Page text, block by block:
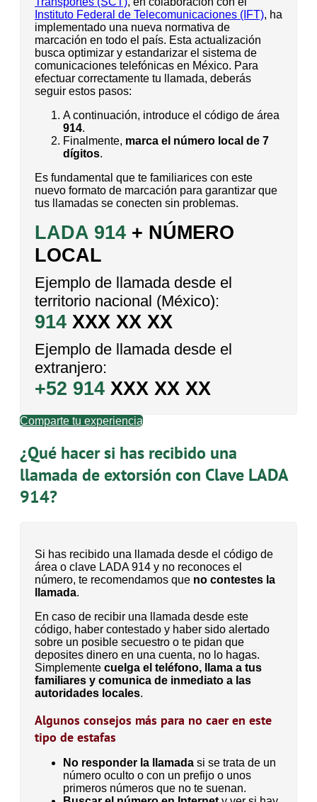
Instituto Federal de Telecomunicaciones (IFT), ha
implementado una nueva normativa de
marcación en todo el país. Esta actualización
busca optimizar y estandarizar el sistema de
comunicaciones telefónicas en México. Para
efectuar correctamente tu llamada, deberás
seguir estos pasos:
A continuación, introduce el código de área
914.
Finalmente, marca el número local de 7
dígitos.
Es fundamental que te familiarices con este
nuevo formato de marcación para garantizar que
tus llamadas se conecten sin problemas.
LADA 914 + NÚMERO
LOCAL
Ejemplo de llamada desde el
territorio nacional (México):
914 XXX XX XX
Ejemplo de llamada desde el
extranjero:
+52 914 XXX XX XX
Comparte tu experiencia
¿Qué hacer si has recibido una
llamada de extorsión con Clave LADA
914?
Si has recibido una llamada desde el código de
área o clave LADA 914 y no reconoces el
número, te recomendamos que no contestes la
llamada.
En caso de recibir una llamada desde este
código, haber contestado y haber sido alertado
sobre un posible secuestro o te pidan que
deposites dinero en una cuenta, no lo hagas.
Simplemente cuelga el teléfono, llama a tus
familiares y comunica de inmediato a las
autoridades locales.
Algunos consejos más para no caer en este
tipo de estafas
No responder la llamada si se trata de un
número oculto o con un prefijo o unos
primeros números que no te suenan.